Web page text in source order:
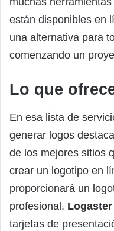
están disponibles en
una alternativa para
comenzando un
Lo que
En esa lista de
generar logos
de los mejores sitios
crear un logotipo en
proporcionará un
profesional. Logaster
tarjetas de